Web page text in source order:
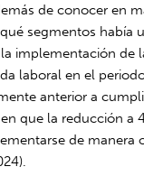
de conocer en
segmentos había
implementación de
laboral en el
anterior a
que la reducción a
de manera